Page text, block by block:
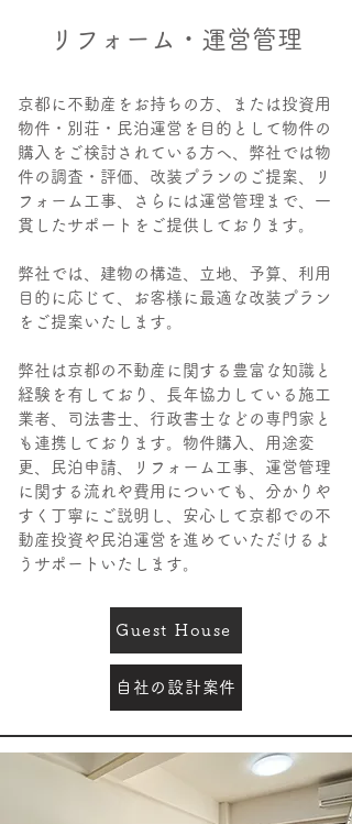
リフォーム・運営管理
京都に不動産をお持ちの方、または投資用
物件・別荘・民泊運営を目的として物件の
購入をご検討されている方へ、弊社では物
件の調査・評価、改装プランのご提案、リ
フォーム工事、さらには運営管理まで、一
貫したサポートをご提供しております。
弊社では、建物の構造、立地、予算、利用
目的に応じて、お客様に最適な改装プラン
をご提案いたします。
弊社は京都の不動産に関する豊富な知識と
経験を有しており、長年協力している施工
業者、司法書士、行政書士などの専門家と
も連携しております。物件購入、用途変
更、民泊申請、リフォーム工事、運営管理
に関する流れや費用についても、分かりや
すく丁寧にご説明し、安心して京都での不
動産投資や民泊運営を進めていただけるよ
うサポートいたします。
Guest House
自社の設計案件